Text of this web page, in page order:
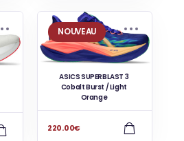
NOUVEAU
ASICS SUPERBLAST 3
Cobalt Burst / Light
Orange
220.00€